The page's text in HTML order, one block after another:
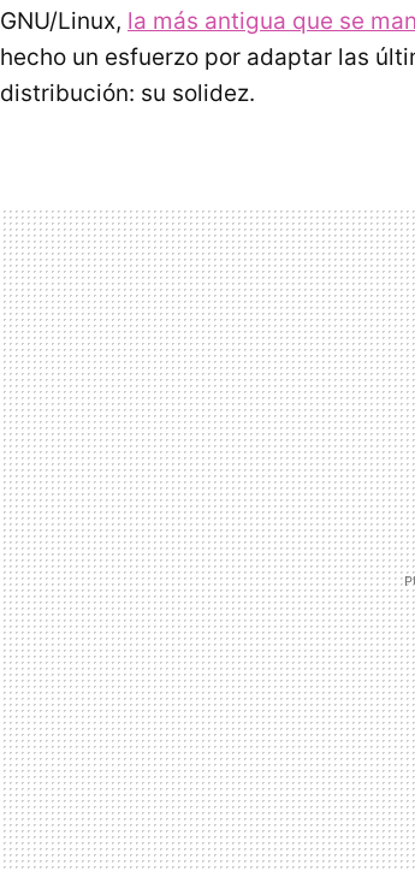
GNU/Linux, la más antigua que se
hecho un esfuerzo por adaptar las
distribución: su solidez.